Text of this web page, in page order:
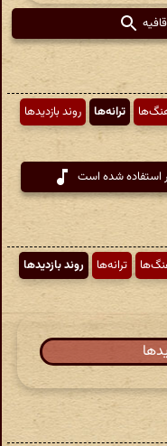
ترانه‌ها
روند بازدیدها
استفاده شده است
ترانه‌ها
روند بازدیدها